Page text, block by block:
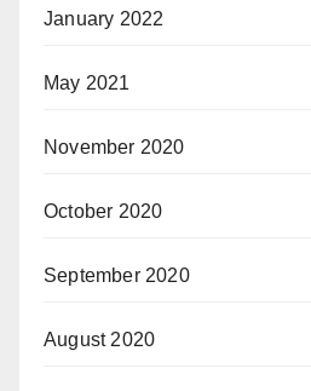
January 2022
May 2021
November 2020
October 2020
September 2020
August 2020